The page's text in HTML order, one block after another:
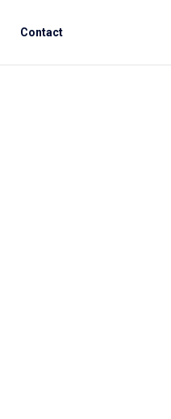
Contact